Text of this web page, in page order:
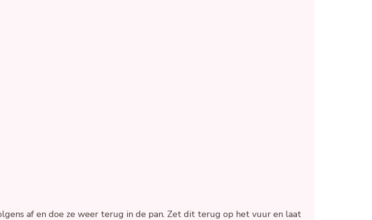
af en doe ze weer terug in de pan. Zet dit terug op het vuur en laat